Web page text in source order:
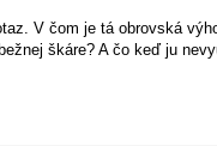
V čom je tá obrovská
škáre? A čo keď ju